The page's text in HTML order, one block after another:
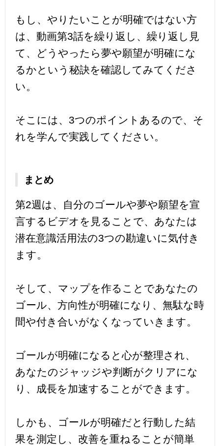
もし、やりたいことが明確ではない方
は、動画第3話を繰り返し、繰り返し見
て、どうやったら夢や願望が明確にな
るかという秘訣を確認してみてくださ
い。
そこには、3つのポイントあるので、そ
れを学んで実践してください。
まとめ
第2週は、自分のゴールや夢や願望を宣
言するビデオを見ることで、あなたは
潜在意識活用法の3つの勘違いに気付き
ます。
そして、マップを作ることであなたの
ゴール、方向性が明確になり、無駄な時
間や付き合いがなくなっていきます。
ゴールが明確になると心が整理され、
あなたのジャッジや判断がクリアにな
り、成長を加速することができます。
しかも、ゴールが明確だと行動した結
果を測定し、改善を重ねることが簡単